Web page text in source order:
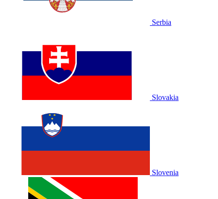
Serbia
Slovakia
Slovenia